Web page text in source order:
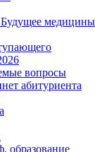
вопросы
абитуриента
образование